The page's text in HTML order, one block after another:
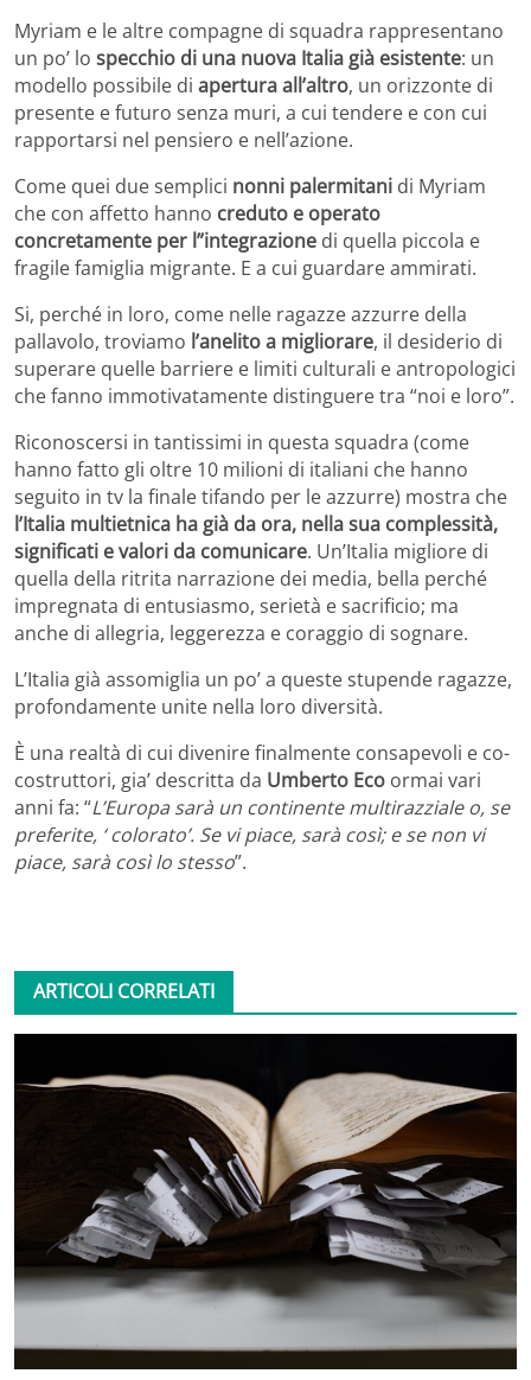
Myriam e le altre compagne di squadra rappresentano
un po’ lo specchio di una nuova Italia già esistente: un
modello possibile di apertura all’altro, un orizzonte di
presente e futuro senza muri, a cui tendere e con cui
rapportarsi nel pensiero e nell’azione.
Come quei due semplici nonni palermitani di Myriam
che con affetto hanno creduto e operato
concretamente per l”integrazione di quella piccola e
fragile famiglia migrante. E a cui guardare ammirati.
Si, perché in loro, come nelle ragazze azzurre della
pallavolo, troviamo l’anelito a migliorare, il desiderio di
superare quelle barriere e limiti culturali e antropologici
che fanno immotivatamente distinguere tra “noi e loro”.
Riconoscersi in tantissimi in questa squadra (come
hanno fatto gli oltre 10 milioni di italiani che hanno
seguito in tv la finale tifando per le azzurre) mostra che
l’Italia multietnica ha già da ora, nella sua complessità,
significati e valori da comunicare. Un’Italia migliore di
quella della ritrita narrazione dei media, bella perché
impregnata di entusiasmo, serietà e sacrificio; ma
anche di allegria, leggerezza e coraggio di sognare.
L’Italia già assomiglia un po’ a queste stupende ragazze,
profondamente unite nella loro diversità.
È una realtà di cui divenire finalmente consapevoli e co-
costruttori, gia’ descritta da Umberto Eco ormai vari
anni fa: “L’Europa sarà un continente multirazziale o, se
preferite, ‘ colorato’. Se vi piace, sarà così; e se non vi
piace, sarà così lo stesso”.
ARTICOLI CORRELATI